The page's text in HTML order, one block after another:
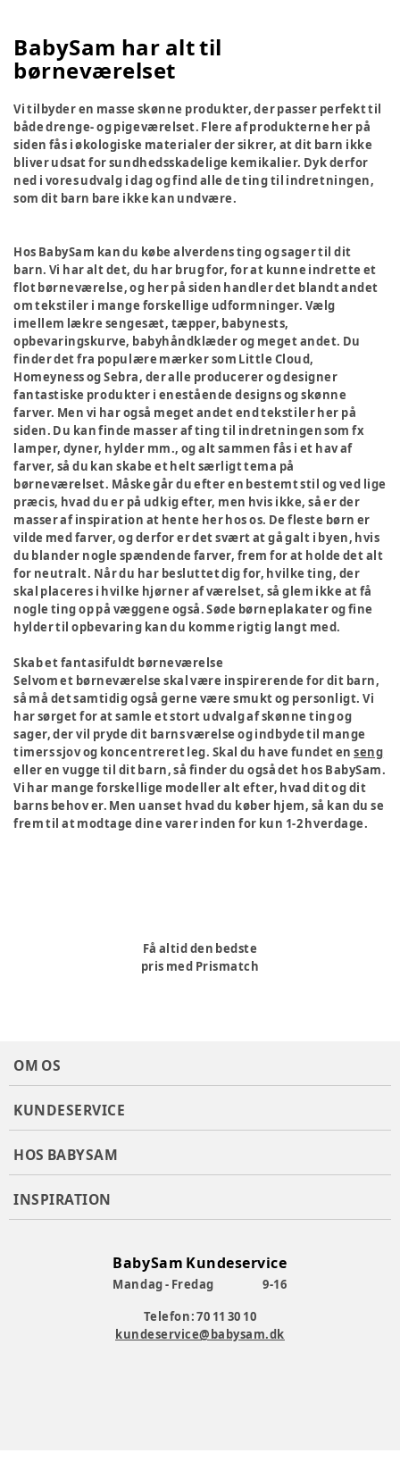
BabySam har alt til
børneværelset
Vi tilbyder en masse skønne produkter, der passer perfekt til
både drenge- og pigeværelset. Flere af produkterne her på
siden fås i økologiske materialer der sikrer, at dit barn ikke
bliver udsat for sundhedsskadelige kemikalier. Dyk derfor
ned i vores udvalg i dag og find alle de ting til indretningen,
som dit barn bare ikke kan undvære.
Hos BabySam kan du købe alverdens ting og sager til dit
barn. Vi har alt det, du har brug for, for at kunne indrette et
flot børneværelse, og her på siden handler det blandt andet
om tekstiler i mange forskellige udformninger. Vælg
imellem lækre sengesæt, tæpper, babynests,
opbevaringskurve, babyhåndklæder og meget andet. Du
finder det fra populære mærker som Little Cloud,
Homeyness og Sebra, der alle producerer og designer
fantastiske produkter i enestående designs og skønne
farver. Men vi har også meget andet end tekstiler her på
siden. Du kan finde masser af ting til indretningen som fx
lamper, dyner, hylder mm., og alt sammen fås i et hav af
farver, så du kan skabe et helt særligt tema på
børneværelset. Måske går du efter en bestemt stil og ved lige
præcis, hvad du er på udkig efter, men hvis ikke, så er der
masser af inspiration at hente her hos os. De fleste børn er
vilde med farver, og derfor er det svært at gå galt i byen, hvis
du blander nogle spændende farver, frem for at holde det alt
for neutralt. Når du har besluttet dig for, hvilke ting, der
skal placeres i hvilke hjørner af værelset, så glem ikke at få
nogle ting op på væggene også. Søde børneplakater og fine
hylder til opbevaring kan du komme rigtig langt med.
Skab et fantasifuldt børneværelse
Selvom et børneværelse skal være inspirerende for dit barn,
så må det samtidig også gerne være smukt og personligt. Vi
har sørget for at samle et stort udvalg af skønne ting og
sager, der vil pryde dit barns værelse og indbyde til mange
timers sjov og koncentreret leg. Skal du have fundet enseng
eller en vugge til dit barn, så finder du også det hos BabySam.
Vi har mange forskellige modeller alt efter, hvad dit og dit
barns behov er. Men uanset hvad du køber hjem, så kan du se
frem til at modtage dine varer inden for kun 1-2 hverdage.
Få altid den bedste
pris med Prismatch
OM OS
KUNDESERVICE
HOS BABYSAM
INSPIRATION
BabySam Kundeservice
Mandag - Fredag
9-16
Telefon: 70 11 30 10
kundeservice@babysam.dk